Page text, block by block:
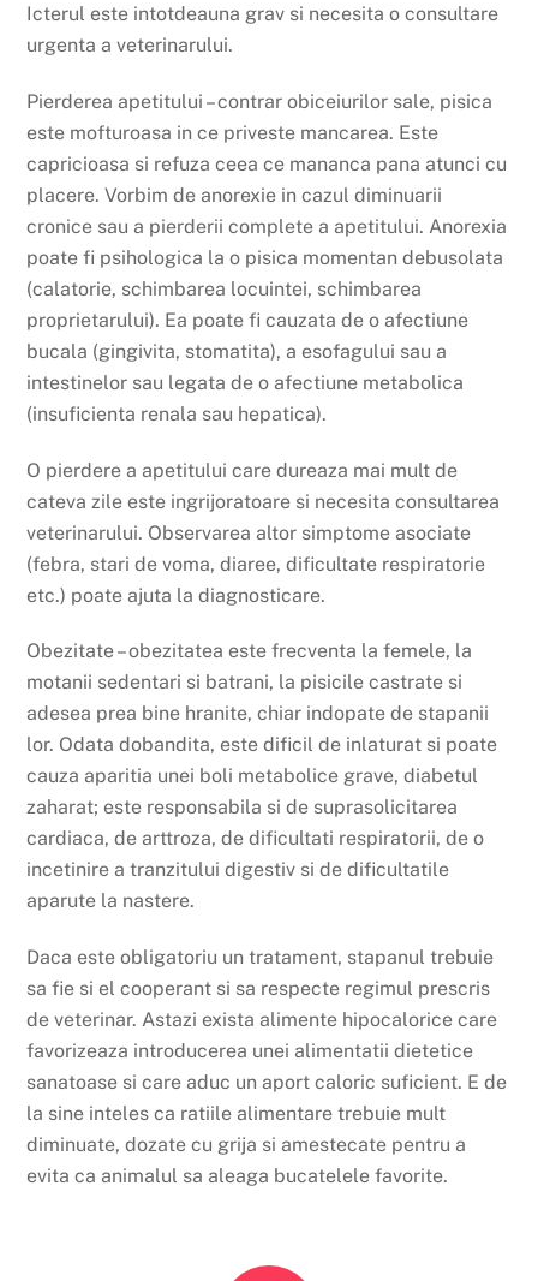
Icterul este intotdeauna grav si necesita o consultare
urgenta a veterinarului.
Pierderea apetitului – contrar obiceiurilor sale, pisica
este mofturoasa in ce priveste mancarea. Este
capricioasa si refuza ceea ce mananca pana atunci cu
placere. Vorbim de anorexie in cazul diminuarii
cronice sau a pierderii complete a apetitului. Anorexia
poate fi psihologica la o pisica momentan debusolata
(calatorie, schimbarea locuintei, schimbarea
proprietarului). Ea poate fi cauzata de o afectiune
bucala (gingivita, stomatita), a esofagului sau a
intestinelor sau legata de o afectiune metabolica
(insuficienta renala sau hepatica).
O pierdere a apetitului care dureaza mai mult de
cateva zile este ingrijoratoare si necesita consultarea
veterinarului. Observarea altor simptome asociate
(febra, stari de voma, diaree, dificultate respiratorie
etc.) poate ajuta la diagnosticare.
Obezitate – obezitatea este frecventa la femele, la
motanii sedentari si batrani, la pisicile castrate si
adesea prea bine hranite, chiar indopate de stapanii
lor. Odata dobandita, este dificil de inlaturat si poate
cauza aparitia unei boli metabolice grave, diabetul
zaharat; este responsabila si de suprasolicitarea
cardiaca, de arttroza, de dificultati respiratorii, de o
incetinire a tranzitului digestiv si de dificultatile
aparute la nastere.
Daca este obligatoriu un tratament, stapanul trebuie
sa fie si el cooperant si sa respecte regimul prescris
de veterinar. Astazi exista alimente hipocalorice care
favorizeaza introducerea unei alimentatii dietetice
sanatoase si care aduc un aport caloric suficient. E de
la sine inteles ca ratiile alimentare trebuie mult
diminuate, dozate cu grija si amestecate pentru a
evita ca animalul sa aleaga bucatelele favorite.